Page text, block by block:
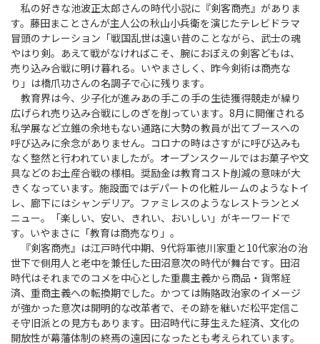
私の好きな池波正太郎さんの時代小説に『剣客商売』がありま
す。藤田まことさんが主人公の秋山小兵衛を演じたテレビドラマ
冒頭のナレーション「戦国乱世は遠い昔のことながら、武士の魂
やはり剣。あえて戦がなければこそ、腕におぼえの剣客どもは、
売り込み合戦に明け暮れる。いやまさしく、昨今剣術は商売な
り」は橋爪功さんの名調子で心に残ります。
教育界は今、少子化が進みあの手この手の生徒獲得競走が繰り
広げられ売り込み合戦にしのぎを削っています。8月に開催される
私学展など立錐の余地もない通路に大勢の教員が出てブースへの
呼び込みに余念がありません。コロナの時はさすがに呼び込みも
なく整然と行われていましたが。オープンスクールではお菓子や文
具などのお土産合戦の様相。奨励金は教育コスト削減の意味が大
きくなっています。施設面ではデパートの化粧ルームのようなトイ
レ、廊下にはシャンデリア。ファミレスのようなレストランとメ
ニュー。「楽しい、安い、きれい、おいしい」がキーワードで
す。いやまさに「教育は商売なり」。
『剣客商売』は江戸時代中期、9代将軍徳川家重と10代家治の治
世下で側用人と老中を兼任した田沼意次の時代が舞台です。田沼
時代はそれまでのコメを中心とした重農主義から商品・貨幣経
済、重商主義への転換期でした。かつては賄賂政治家のイメージ
が強かった意次は開明的な改革者で、その跡を継いだ松平定信こ
そ守旧派との見方もあります。田沼時代に芽生えた経済、文化の
開放性が幕藩体制の終焉の遠因になったとも考えられています。